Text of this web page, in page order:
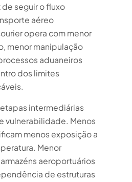
de seguir o fluxo
aéreo
opera com menor
menor manipulação
aduaneiros
dos limites
intermediárias
vulnerabilidade. Menos
menos exposição a
Menor
aeroportuários
de estruturas